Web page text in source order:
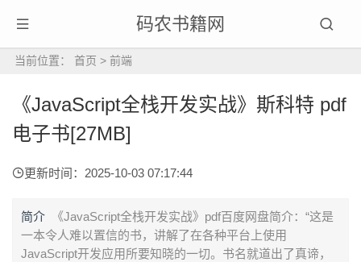
码农书籍网
当前位置： 首页 > 前端
《JavaScript全栈开发实战》斯科特 pdf
电子书[27MB]
更新时间：2025-10-03 07:17:44
简介
《JavaScript全栈开发实战》pdf百度网盘简介：“这是
一本令人难以置信的书，讲解了在各种平台上使用
JavaScript开发应用所要知晓的一切。书名就道出了真谛，